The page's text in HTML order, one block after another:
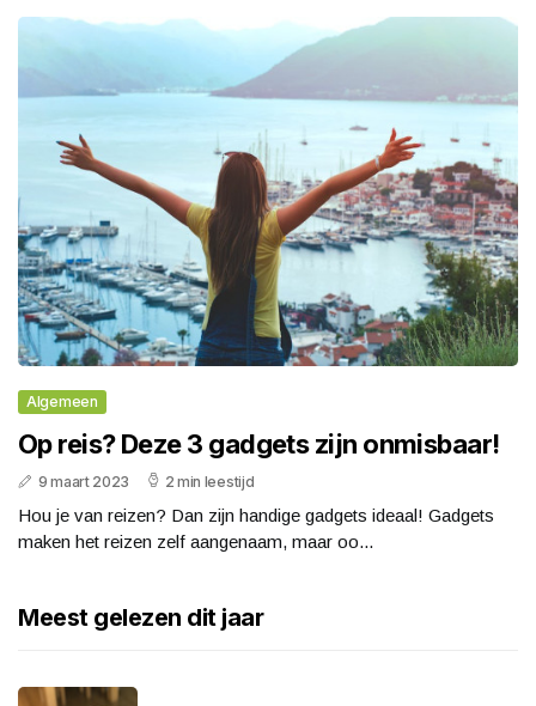
Algemeen
Op reis? Deze 3 gadgets zijn onmisbaar!
9 maart 2023 2 min leestijd
Hou je van reizen? Dan zijn handige gadgets ideaal! Gadgets
maken het reizen zelf aangenaam, maar oo...
Meest gelezen dit jaar